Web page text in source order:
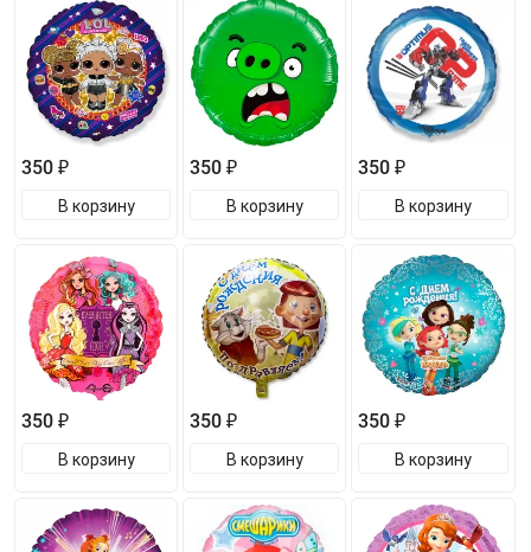
350 ₽
В корзину
350 ₽
В корзину
350 ₽
В корзину
350 ₽
В корзину
350 ₽
В корзину
350 ₽
В корзину